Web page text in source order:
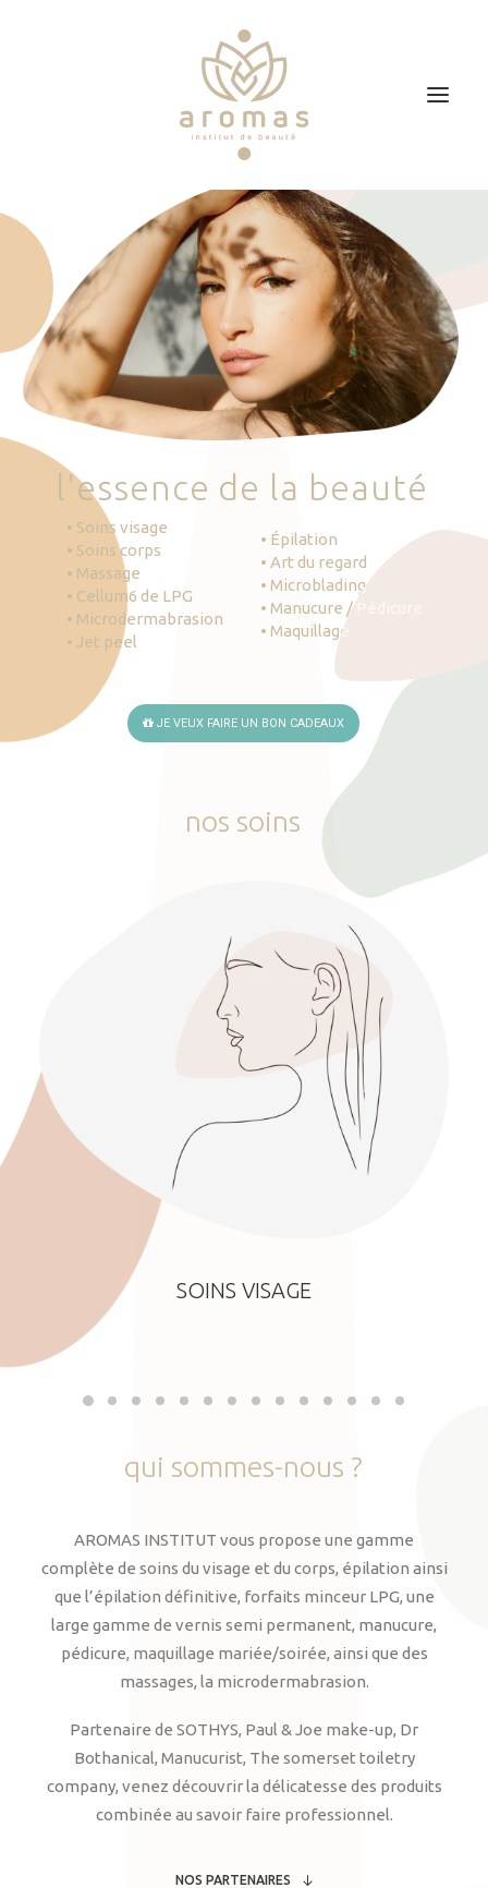
Soins
Je veux faire un bon cadeau
Plan d’accès
Prendre RDV
'essence de la beauté
• Soins visage
• Soins corps
• Massage
• Cellum6 de LPG
• Microdermabrasion
• Jet peel
• Épilation
• Art du regard
• Microblading
• Manucure / Pédicure
• Maquillage
JE VEUX FAIRE UN BON CADEAUX
nos soins
SOINS VISAGE
qui sommes-nous ?
AROMAS INSTITUT vous propose une gamme
complète de soins du visage et du corps, épilation ainsi
que l’épilation définitive, forfaits minceur LPG, une
large gamme de vernis semi permanent, manucure,
pédicure, maquillage mariée/soirée, ainsi que des
massages, la microdermabrasion.
Partenaire de SOTHYS, Paul & Joe make-up, Dr
Bothanical, Manucurist, The somerset toiletry
company, venez découvrir la délicatesse des produits
combinée au savoir faire professionnel.
NOS PARTENAIRES